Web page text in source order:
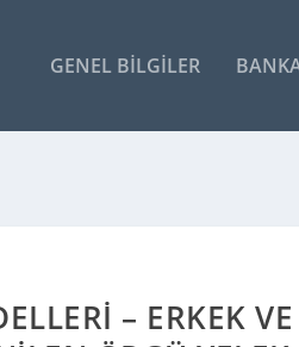
GENEL BILGILER
– ERKEK